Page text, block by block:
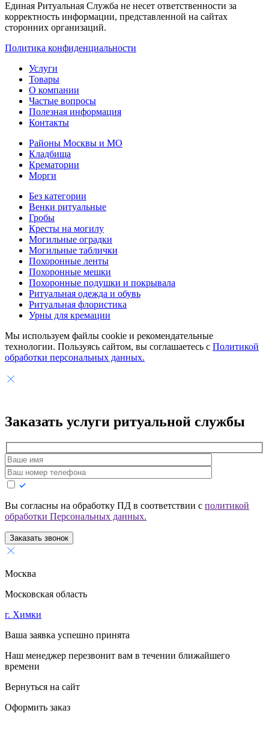
Единая Ритуальная Служба не несет ответственности за
корректность информации, представленной на сайтах
сторонних организаций.
Политика конфиденциальности
Услуги
Товары
О компании
Частые вопросы
Полезная информация
Контакты
Районы Москвы и МО
Кладбища
Крематории
Морги
Без категории
Венки ритуальные
Гробы
Кресты на могилу
Могильные оградки
Могильные таблички
Похоронные ленты
Похоронные мешки
Похоронные подушки и покрывала
Ритуальная одежда и обувь
Ритуальная флористика
Урны для кремации
Мы используем файлы cookie и рекомендательные
технологии. Пользуясь сайтом, вы соглашаетесь с Политикой
обработки персональных данных.
Заказать услуги ритуальной службы
Вы согласны на обработку ПД в соответствии с политикой
обработки Персональных данных.
Заказать звонок
Москва
Московская область
г. Химки
Ваша заявка успешно принята
Наш менеджер перезвонит вам в течении ближайшего
времени
Вернуться на сайт
Оформить заказ